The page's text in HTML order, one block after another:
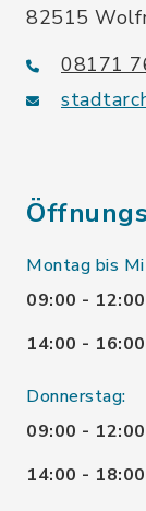
82515
08171
Montag bis
09:00 -
14:00 -
Donnerstag:
09:00 -
14:00 -